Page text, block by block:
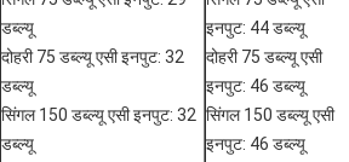
डब्ल्यू
दोहरी 75 डब्ल्यू एसी इनपुट: 32
डब्ल्यू
सिंगल 150 डब्ल्यू एसी इनपुट: 32
डब्ल्यू
इनपुट: 44 डब्ल्यू
दोहरी 75 डब्ल्यू एसी
इनपुट: 46 डब्ल्यू
सिंगल 150 डब्ल्यू एसी
इनपुट: 46 डब्ल्यू